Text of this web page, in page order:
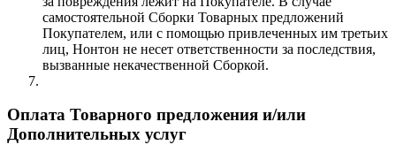
самостоятельной Сборки Товарных предложений
Покупателем, или с помощью привлеченных им третьих
лиц, Нонтон не несет ответственности за последствия,
вызванные некачественной Сборкой.
Оплата Товарного предложения и/или
Дополнительных услуг